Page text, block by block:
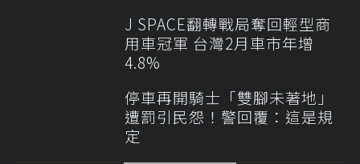
J SPACE翻轉戰局奪回輕型商
用車冠軍 台灣2月車市年增
4.8%
停車再開騎士「雙腳未著地」
遭罰引民怨！警回覆：這是規
定